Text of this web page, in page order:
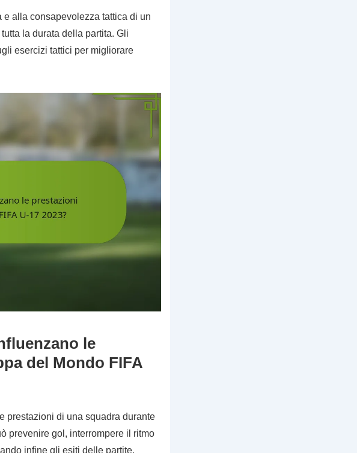
alla consapevolezza tattica di un
la durata della partita. Gli
esercizi tattici per migliorare
le
del Mondo FIFA
prestazioni di una squadra durante
prevenire gol, interrompere il ritmo
infine gli esiti delle partite.